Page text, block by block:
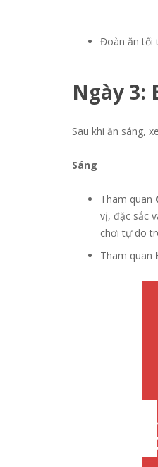
Đoàn ăn tối
Ngày 3:
Sau khi ăn sáng,
Sáng
Tham quan
vị, đặc sắc
chơi tự do
Tham quan